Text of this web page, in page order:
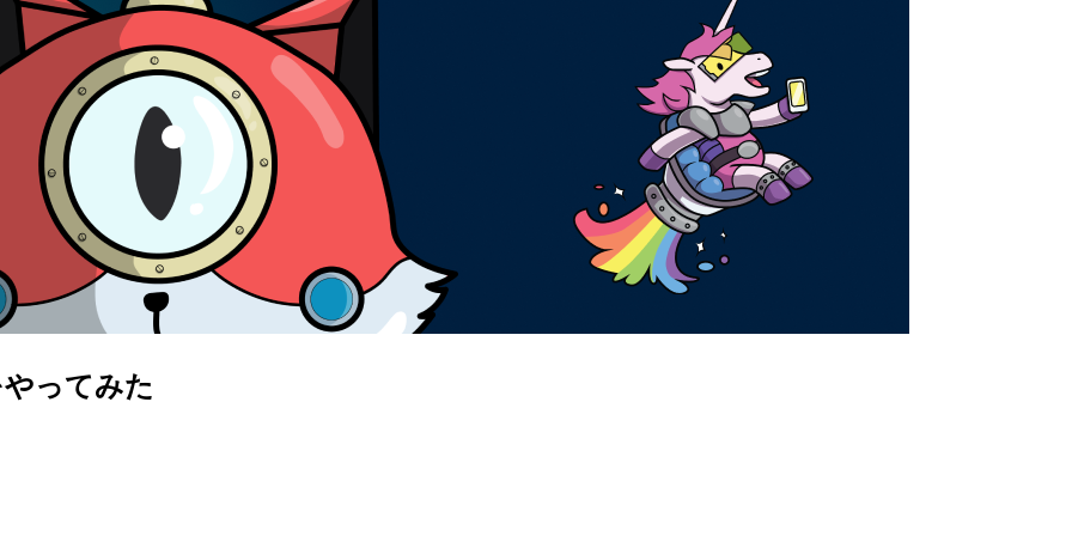
ってみた